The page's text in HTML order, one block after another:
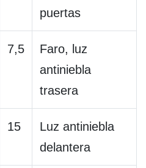
puertas
7,5
Faro, luz
antiniebla
trasera
15
Luz antiniebla
delantera